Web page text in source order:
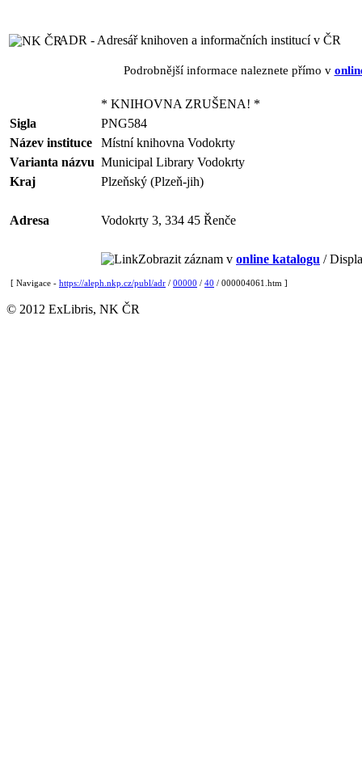
ADR - Adresář knihoven a informačních institucí v ČR
Podrobnější informace naleznete přímo v
* KNIHOVNA ZRUŠENA! *
Sigla
PNG584
Název instituce
Místní knihovna Vodokrty
Varianta názvu Municipal Library Vodokrty
Kraj
Plzeňský (Plzeň-jih)
Adresa Vodokrty 3, 334 45 Řenče
Zobrazit záznam v online katalogu /
[ Navigace - https://aleph.nkp.cz/publ/adr / 00000 / 40 / 000004061.htm ]
© 2012 ExLibris, NK ČR